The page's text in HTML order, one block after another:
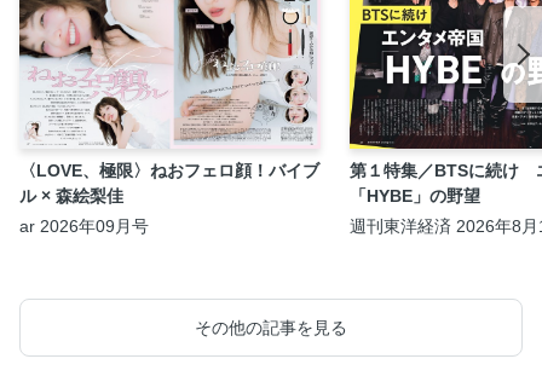
〈LOVE、極限〉ねおフェロ顔！バイブ
ル × 森絵梨佳
ar 2026年09月号
第１特集／BTSに続け
「HYBE」の野望
週刊東洋経済 2026年8
その他の記事を見る